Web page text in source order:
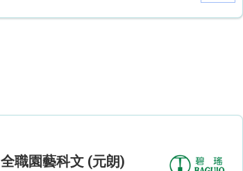
全職園藝科文 (元朗)